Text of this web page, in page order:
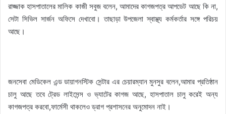
রাজ্জাক হাসপাতালের মালিক কাজী সবুজ বলেন, আমাদের কাগজপত্র আপডেট আছে কি না,
সেটা সিভিল সার্জন অফিসে দেখাবো। তাছাড়া উপজেলা স্বাস্থ্য কর্মকর্তার সঙ্গে পরিচয়
আছে।
জনসেবা মেডিকেল এন্ড ডায়াগনস্টিক সেন্টার এর চেয়ারম্যান মুনসুর বলেন,আমার প্রতিষ্ঠান
চালু আছে তবে ট্রেড লাইসেন্স ও ভ্যাটের কাগজ আছে, হাসপাতাল চালু করেই অন্য
কাগজপত্র করবো,ফার্মেসী থাকলেও ড্রাগ প্রশাসনের অনুমোদন নাই।